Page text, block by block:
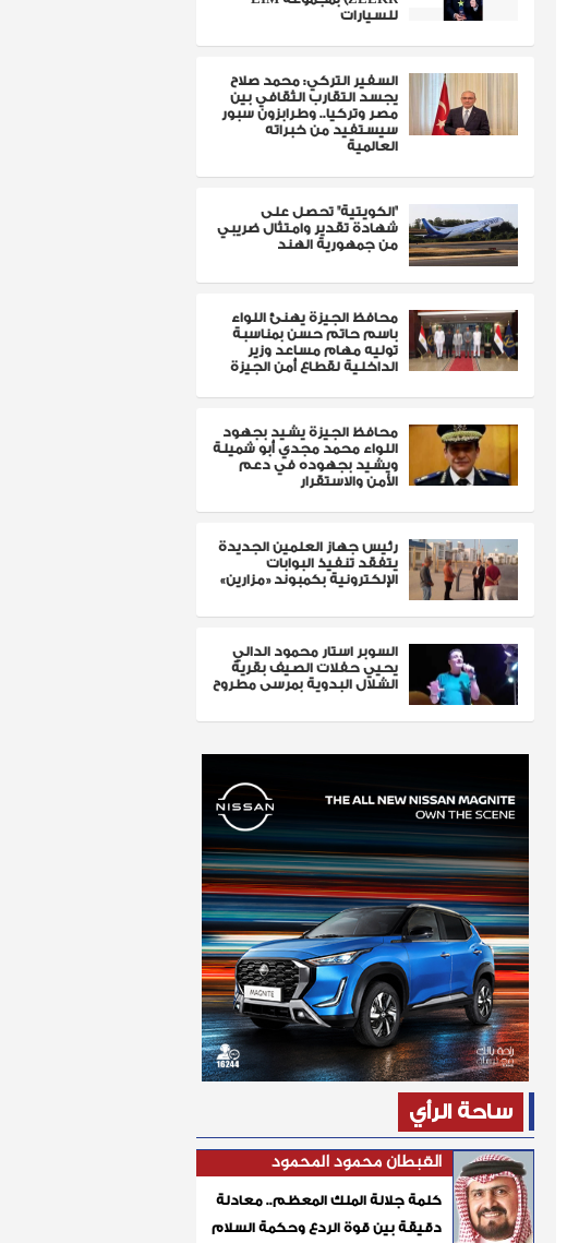
للسيارات
السفير التركي: محمد صلاح
يجسد التقارب الثقافي بين
مصر وتركيا.. وطرابزون سبور
سيستفيد من خبراته
العالمية
"الكويتية" تحصل على
شهادة تقدير وامتثال ضريبي
من جمهورية الهند
محافظ الجيزة يهنئ اللواء
باسم حاتم حسن بمناسبة
توليه مهام مساعد وزير
الداخلية لقطاع أمن الجيزة
محافظ الجيزة يشيد بجهود
اللواء محمد مجدي أبو شميلة
ويشيد بجهوده في دعم
الأمن والاستقرار
رئيس جهاز العلمين الجديدة
يتفقد تنفيذ البوابات
الإلكترونية بكمبوند «مزارين»
السوبر استار محمود الدالي
يحيي حفلات الصيف بقرية
الشلال البدوية بمرسى مطروح
ساحة الرأي
القبطان محمود المحمود
كلمة جلالة الملك المعظم.. معادلة
دقيقة بين قوة الردع وحكمة السلام